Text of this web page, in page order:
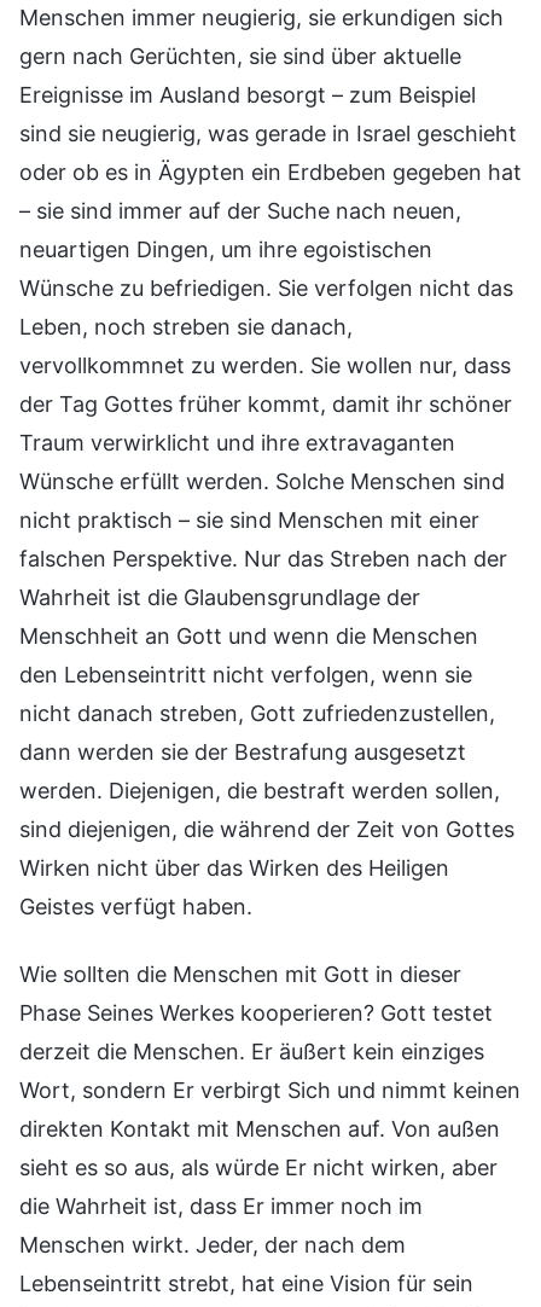
Menschen immer neugierig, sie erkundigen sich
gern nach Gerüchten, sie sind über aktuelle
Ereignisse im Ausland besorgt – zum Beispiel
sind sie neugierig, was gerade in Israel geschieht
oder ob es in Ägypten ein Erdbeben gegeben hat
– sie sind immer auf der Suche nach neuen,
neuartigen Dingen, um ihre egoistischen
Wünsche zu befriedigen. Sie verfolgen nicht das
Leben, noch streben sie danach,
vervollkommnet zu werden. Sie wollen nur, dass
der Tag Gottes früher kommt, damit ihr schöner
Traum verwirklicht und ihre extravaganten
Wünsche erfüllt werden. Solche Menschen sind
nicht praktisch – sie sind Menschen mit einer
falschen Perspektive. Nur das Streben nach der
Wahrheit ist die Glaubensgrundlage der
Menschheit an Gott und wenn die Menschen
den Lebenseintritt nicht verfolgen, wenn sie
nicht danach streben, Gott zufriedenzustellen,
dann werden sie der Bestrafung ausgesetzt
werden. Diejenigen, die bestraft werden sollen,
sind diejenigen, die während der Zeit von Gottes
Wirken nicht über das Wirken des Heiligen
Geistes verfügt haben.
Wie sollten die Menschen mit Gott in dieser
Phase Seines Werkes kooperieren? Gott testet
derzeit die Menschen. Er äußert kein einziges
Wort, sondern Er verbirgt Sich und nimmt keinen
direkten Kontakt mit Menschen auf. Von außen
sieht es so aus, als würde Er nicht wirken, aber
die Wahrheit ist, dass Er immer noch im
Menschen wirkt. Jeder, der nach dem
Lebenseintritt strebt, hat eine Vision für sein